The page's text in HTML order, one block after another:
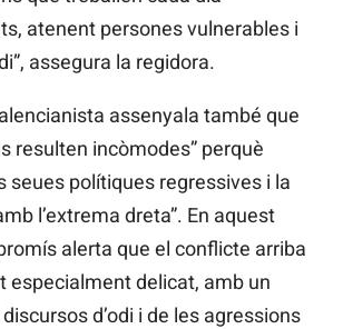
atenent persones vulnerables i
assegura la regidora.
assenyala també que
resulten incòmodes” perquè
seues polítiques regressives i la
l’extrema dreta”. En aquest
alerta que el conflicte arriba
especialment delicat, amb un
d’odi i de les agressions